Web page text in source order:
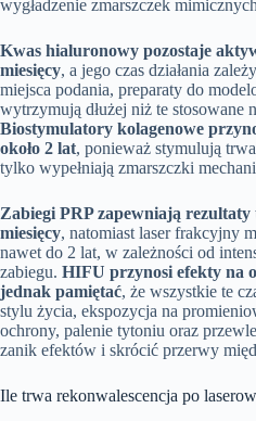
wygładzenie zmarszczek
Kwas hialuronowy pozostaje
miesięcy, a jego czas działania
miejsca podania, preparaty do
wytrzymują dłużej niż te stosowane
Biostymulatory kolagenowe
około 2 lat, ponieważ stymulują
tylko wypełniają zmarszczki
Zabiegi PRP zapewniają rezultaty
miesięcy, natomiast laser frakcyjny
nawet do 2 lat, w zależności od
zabiegu. HIFU przynosi efekty na
jednak pamiętać, że wszystkie te
stylu życia, ekspozycja na
ochrony, palenie tytoniu oraz
zanik efektów i skrócić przerwy
Ile trwa rekonwalescencja po